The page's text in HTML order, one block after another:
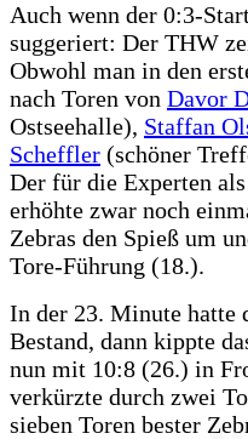
Auch wenn der 0:3-
suggeriert: Der THW
Obwohl man in den
nach Toren von Davor
Ostseehalle), Staffan
Scheffler (schöner
Der für die Experten
erhöhte zwar noch
Zebras den Spieß um
Tore-Führung (18.).
In der 23. Minute hatte
Bestand, dann kippte
nun mit 10:8 (26.) in
verkürzte durch zwei
sieben Toren bester